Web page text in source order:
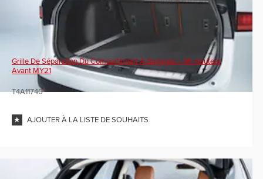
Grille De Séparation Du Compartiment À Bagages – Mi-Hauteur,
Avant MY21
T4A11740
AJOUTER À LA LISTE DE SOUHAITS